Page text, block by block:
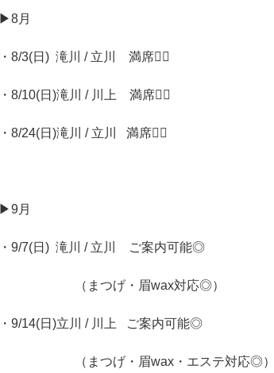
▶︎8月
・8/3(日) 滝川 / 立川 満席🙇‍♂️
・8/10(日)滝川 / 川上 満席🙇‍♂️
・8/24(日)滝川 / 立川 満席🙇‍♂️
▶︎9月
・9/7(日) 滝川 / 立川 ご案内可能◎
（まつげ・眉wax対応◎）
・9/14(日)立川 / 川上 ご案内可能◎
（まつげ・眉wax・エステ対応◎）